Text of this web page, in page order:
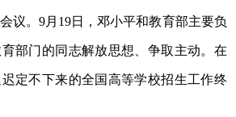
议。9月19日，邓小平和教育部主要负
部门的同志解放思想、争取主动。在
定不下来的全国高等学校招生工作终